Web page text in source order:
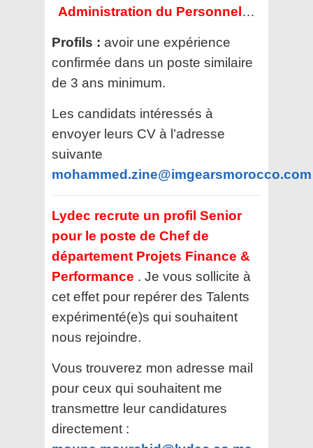
Administration du Personnel …
Profils : avoir une expérience
confirmée dans un poste similaire
de 3 ans minimum.
Les candidats intéressés à
envoyer leurs CV à l’adresse
suivante
mohammed.zine@imgearsmorocco.com
Lydec recrute un profil Senior
pour le poste de Chef de
département Projets Finance &
Performance . Je vous sollicite à
cet effet pour repérer des Talents
expérimenté(e)s qui souhaitent
nous rejoindre.
Vous trouverez mon adresse mail
pour ceux qui souhaitent me
transmettre leur candidatures
directement :